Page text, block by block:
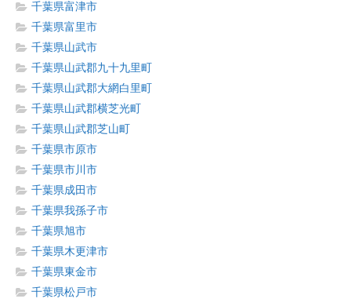
千葉県富津市
千葉県富里市
千葉県山武市
千葉県山武郡九十九里町
千葉県山武郡大網白里町
千葉県山武郡横芝光町
千葉県山武郡芝山町
千葉県市原市
千葉県市川市
千葉県成田市
千葉県我孫子市
千葉県旭市
千葉県木更津市
千葉県東金市
千葉県松戸市